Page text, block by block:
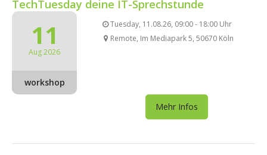
TechTuesday deine IT-Sprechstunde
11
Aug 2026
workshop
Tuesday, 11.08.26, 09:00 - 18:00 Uhr
Remote, Im Mediapark 5, 50670 Köln
Mehr Infos